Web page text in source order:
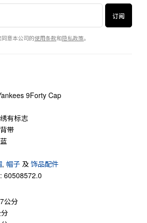
订阅
意本公司的使用条款和隐私政策。
9Forty Cap
有标志
带
, 帽子 及 饰品配件
60508572.0
公分